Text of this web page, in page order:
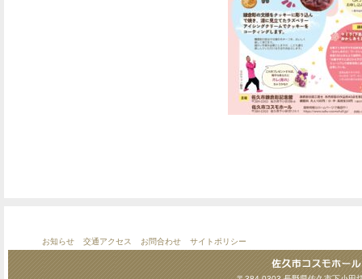
お知らせ 交通アクセス お問合わせ サイトポリシー